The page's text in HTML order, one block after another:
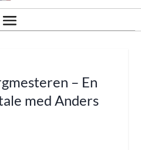
– En
med Anders